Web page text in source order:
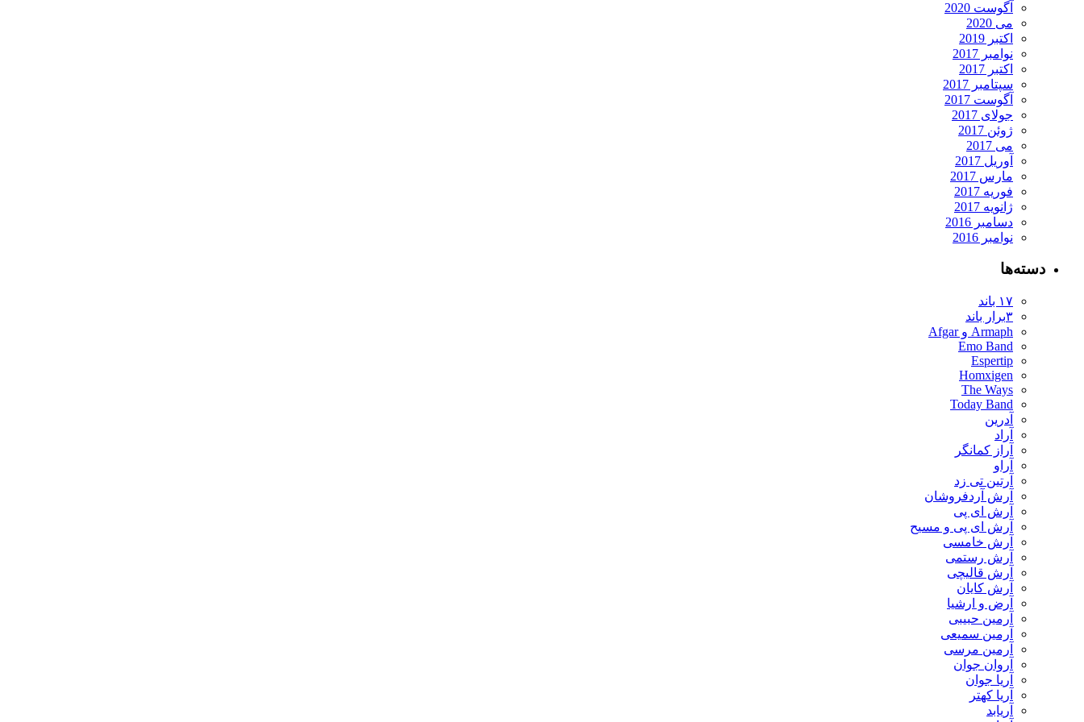
آگوست 2020
می 2020
اکتبر 2019
نوامبر 2017
اکتبر 2017
سپتامبر 2017
آگوست 2017
جولای 2017
ژوئن 2017
می 2017
آوریل 2017
مارس 2017
فوریه 2017
ژانویه 2017
دسامبر 2016
نوامبر 2016
دسته‌ها
۱۷ باند
۳برار باند
Armaph و Afgar
Emo Band
Espertip
Homxigen
The Ways
Today Band
آدرین
آراد
آراز کمانگر
آراو
آرتین تی زد
آرش آردفروشان
آرش ای پی
آرش ای پی و مسیح
آرش خامسی
آرش رستمی
آرش قالیچی
آرش کایان
​آرض و ارشیا
آرمین حبیبی
آرمین سمیعی
آرمین مرسی
آروان جوان
آریا جوان
آریا کهتر
آریابد